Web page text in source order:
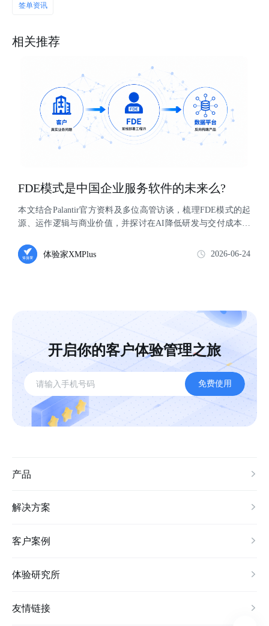
签单资讯
相关推荐
FDE模式是中国企业服务软件的未来么?
本文结合Palantir官方资料及多位高管访谈，梳理FDE模式的起
源、运作逻辑与商业价值，并探讨在AI降低研发与交付成本的
体验家XMPlus
2026-06-24
开启你的客户体验管理之旅
免费使用
产品
解决方案
客户案例
体验研究所
友情链接